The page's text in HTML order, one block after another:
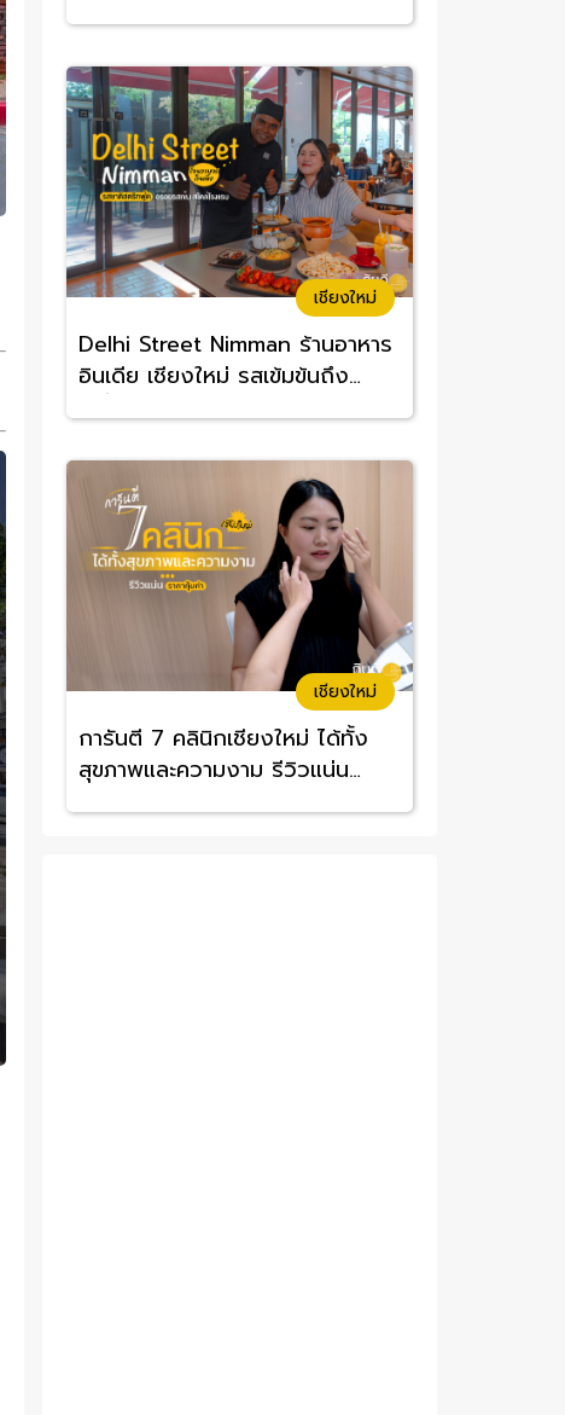
เชียงใหม่
Delhi Street Nimman ร้านอาหาร
อินเดีย เชียงใหม่ รสเข้มข้นถึง
เชียงใหม่
การันตี 7 คลินิกเชียงใหม่ ได้ทั้ง
สุขภาพและความงาม รีวิวแน่น